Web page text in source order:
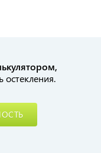
остекления.